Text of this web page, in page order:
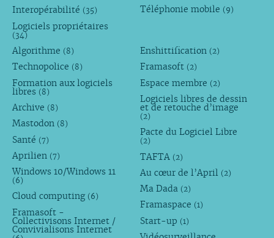
Interopérabilité (35)
Logiciels propriétaires
(34)
Téléphonie mobile (9)
Algorithme (8)
Technopolice (8)
Formation aux logiciels
libres (8)
Archive (8)
Mastodon (8)
Santé (7)
Aprilien (7)
Windows 10/Windows 11
(6)
Cloud computing (6)
Framasoft -
Collectivisons Internet /
Convivialisons Internet
Enshittification (2)
Framasoft (2)
Espace membre (2)
Logiciels libres de dessin
et de retouche d’image
(2)
Pacte du Logiciel Libre
(2)
TAFTA (2)
Au cœur de l’April (2)
Ma Dada (2)
Framaspace (1)
Start-up (1)